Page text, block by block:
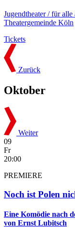
Jugendtheater/ für alle
Theatergemeinde Köln
Tickets
Zurück
Oktober
Weiter
09
Fr
20:00
PREMIERE
Noch ist Polen
Eine Komödie nach
von Ernst Lubitsch